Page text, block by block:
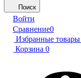
Поиск
Войти
Сравнение0
Избранные товары
Корзина 0